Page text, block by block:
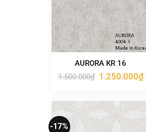
AURORA KR 16
1.500.000₫ Giá
1.250.000₫
-17%